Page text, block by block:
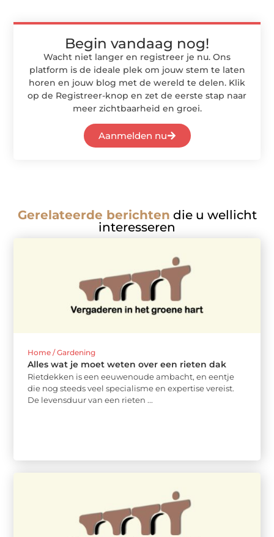
Begin vandaag nog!
Wacht niet langer en registreer je nu. Ons
platform is de ideale plek om jouw stem te laten
horen en jouw blog met de wereld te delen. Klik
op de Registreer-knop en zet de eerste stap naar
meer zichtbaarheid en groei.
Aanmelden nu
Gerelateerde berichten die u wellicht
interesseren
Home / Gardening
Alles wat je moet weten over een rieten dak
Rietdekken is een eeuwenoude ambacht, en eentje
die nog steeds veel specialisme en expertise vereist.
De levensduur van een rieten ...